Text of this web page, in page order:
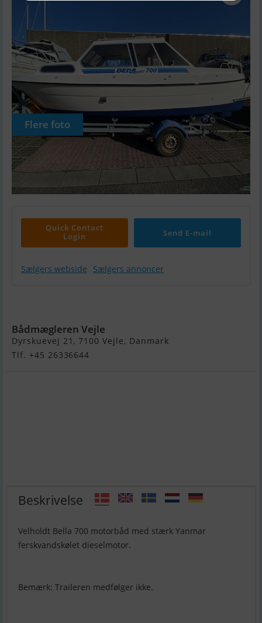
Flere foto
Quick Contact
Login
Send E-mail
Sælgers webside Sælgers annoncer
Bådmægleren Vejle
Dyrskuevej 21, 7100 Vejle, Danmark
Tlf. +45 26336644
Beskrivelse
Velholdt Bella 700 motorbåd med stærk Yanmar
ferskvandskølet dieselmotor.
Bemærk: Traileren medfølger ikke.